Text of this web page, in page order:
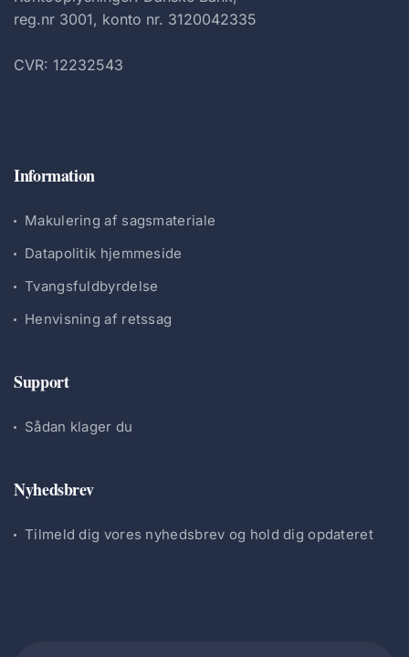
reg.nr 3001, konto nr. 3120042335
CVR: 12232543
Information
Makulering af sagsmateriale
Datapolitik hjemmeside
Tvangsfuldbyrdelse
Henvisning af retssag
Support
Sådan klager du
Nyhedsbrev
Tilmeld dig vores nyhedsbrev og hold dig opdateret